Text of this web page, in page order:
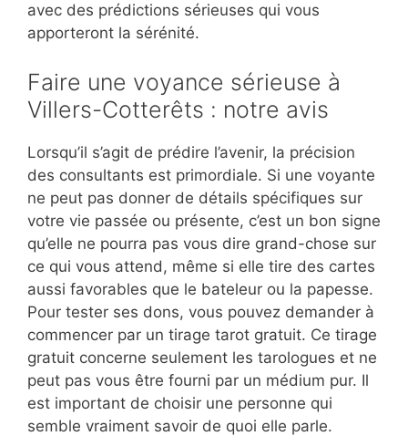
avec des prédictions sérieuses qui vous
apporteront la sérénité.
Faire une voyance sérieuse à
Villers-Cotterêts : notre avis
Lorsqu’il s’agit de prédire l’avenir, la précision
des consultants est primordiale. Si une voyante
ne peut pas donner de détails spécifiques sur
votre vie passée ou présente, c’est un bon signe
qu’elle ne pourra pas vous dire grand-chose sur
ce qui vous attend, même si elle tire des cartes
aussi favorables que le bateleur ou la papesse.
Pour tester ses dons, vous pouvez demander à
commencer par un tirage tarot gratuit. Ce tirage
gratuit concerne seulement les tarologues et ne
peut pas vous être fourni par un médium pur. Il
est important de choisir une personne qui
semble vraiment savoir de quoi elle parle.